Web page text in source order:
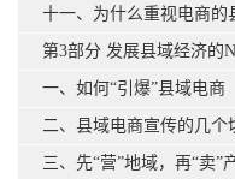
十一、为什么重视电商的
第3部分 发展县域经济的
一、如何“引爆”县域电商
二、县域电商宣传的几个
三、先“营”地域，再“卖”